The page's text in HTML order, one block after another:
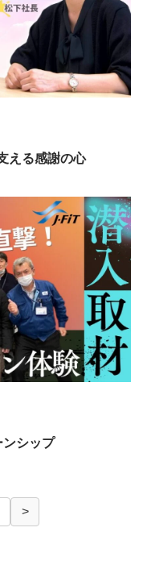
える感謝の心
ンシップ
>